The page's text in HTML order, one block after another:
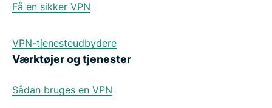
Få en sikker VPN
VPN-tjenesteudbydere
Værktøjer og tjenester
Sådan bruges en VPN